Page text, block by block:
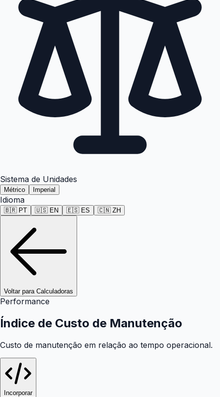
Sistema de Unidades
Métrico Imperial
Idioma
🇧🇷 PT 🇺🇸 EN 🇪🇸 ES 🇨🇳 ZH
Voltar para Calculadoras
Performance
Índice de Custo de Manutenção
Custo de manutenção em relação ao tempo operacional.
Incorporar